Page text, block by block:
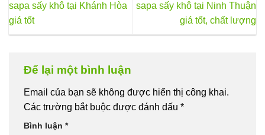
sapa sấy khô tại Khánh Hòa
giá tốt
sapa sấy khô tại Ninh Thuận
giá tốt, chất lượng
Để lại một bình luận
Email của bạn sẽ không được hiển thị công khai.
Các trường bắt buộc được đánh dấu *
Bình luận *